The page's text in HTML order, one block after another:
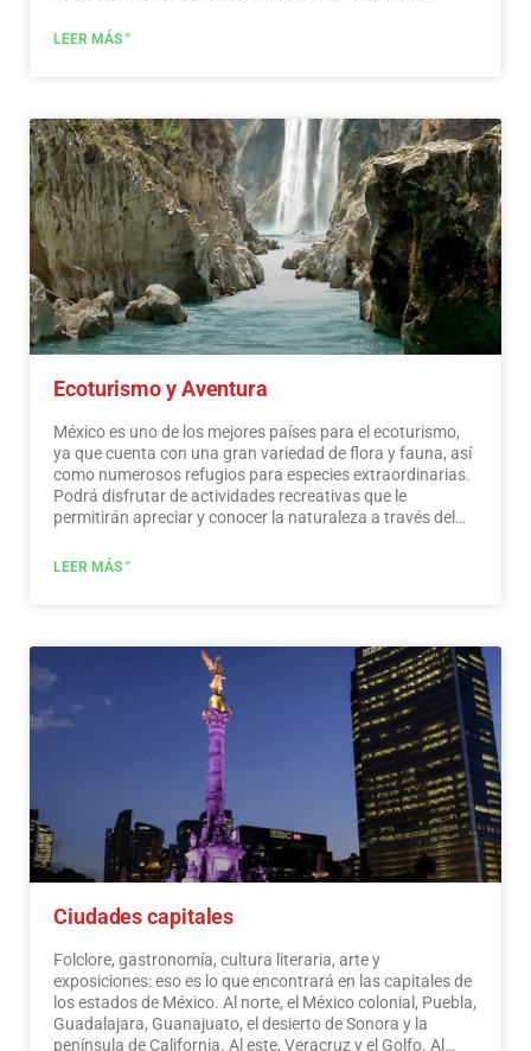
visitarlos, además de disfrutar del excelente clima y las
LEER MÁS "
Ecoturismo y Aventura
México es uno de los mejores países para el ecoturismo,
ya que cuenta con una gran variedad de flora y fauna, así
como numerosos refugios para especies extraordinarias.
Podrá disfrutar de actividades recreativas que le
permitirán apreciar y conocer la naturaleza a través del
atracciones naturales, fauna silvestre y aves. En todo
mucho más, creemos que México es un paraíso para el
Leer más
LEER MÁS "
Ciudades capitales
Folclore, gastronomía, cultura literaria, arte y
exposiciones: eso es lo que encontrará en las capitales de
los estados de México. Al norte, el México colonial, Puebla,
Guadalajara, Guanajuato, el desierto de Sonora y la
península de California. Al este, Veracruz y el Golfo. Al